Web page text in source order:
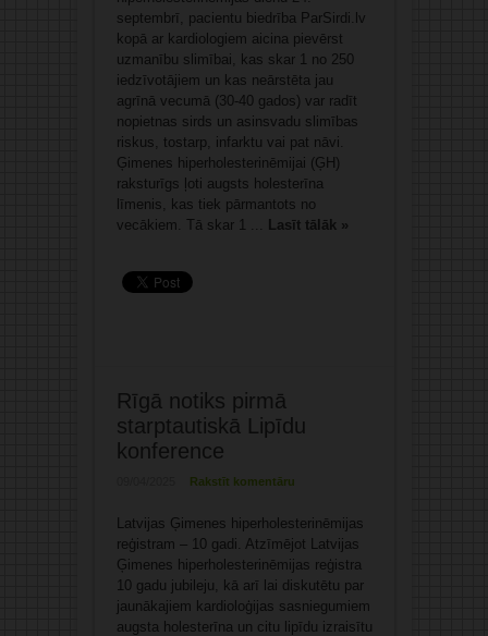
septembrī, pacientu biedrība ParSirdi.lv
kopā ar kardiologiem aicina pievērst
uzmanību slimībai, kas skar 1 no 250
iedzīvotājiem un kas neārstēta jau
agrīnā vecumā (30-40 gados) var radīt
nopietnas sirds un asinsvadu slimības
riskus, tostarp, infarktu vai pat nāvi.
Ģimenes hiperholesterinēmijai (ĢH)
raksturīgs ļoti augsts holesterīna
līmenis, kas tiek pārmantots no
vecākiem. Tā skar 1 ... Lasīt tālāk »
Rīgā notiks pirmā
starptautiskā Lipīdu
konference
Rakstīt komentāru
Latvijas Ģimenes hiperholesterinēmijas
reģistram – 10 gadi. Atzīmējot Latvijas
Ģimenes hiperholesterinēmijas reģistra
10 gadu jubileju, kā arī lai diskutētu par
jaunākajiem kardioloģijas sasniegumiem
augsta holesterīna un citu lipīdu izraisītu